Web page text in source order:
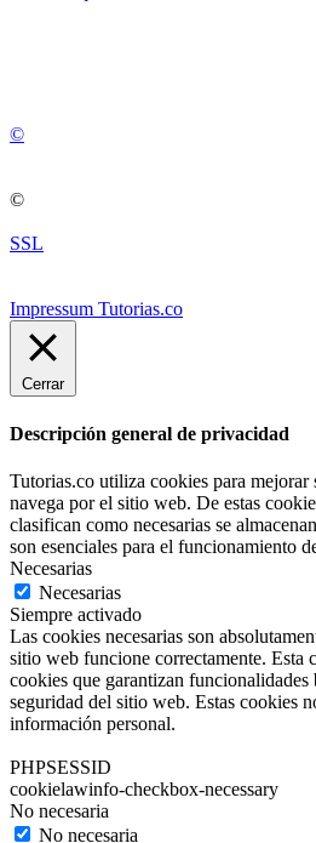
©
©
SSL
Impressum Tutorias.co
Cerrar
Descripción general de privacidad
Tutorias.co utiliza cookies para mejorar
navega por el sitio web. De estas
clasifican como necesarias se
son esenciales para el funcionamiento
Necesarias
Necesarias
Siempre activado
Las cookies necesarias son
sitio web funcione correctamente. Esta
cookies que garantizan funcionalidades
seguridad del sitio web. Estas cookies
información personal.
PHPSESSID
cookielawinfo-checkbox-necessary
No necesaria
No necesaria